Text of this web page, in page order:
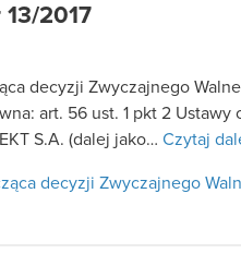
2017
decyzji Zwyczajnego
art. 56 ust. 1 pkt 2
S.A. (dalej jako… Czytaj
decyzji Zwyczajnego